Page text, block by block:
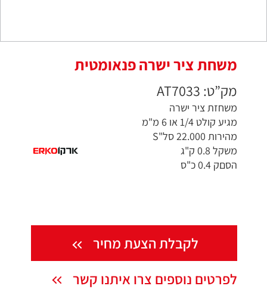
משחת ציר ישרה פנאומטית
מק”ט: AT7033
משחזת ציר ישרה
מגיע קולט 1/4 או 6 מ"מ
מהירות 22.000 סל"S
משקל 0.8 ק"ג
הסםק 0.4 כ"ס
לקבלת הצעת מחיר
לפרטים נוספים צרו איתנו קשר